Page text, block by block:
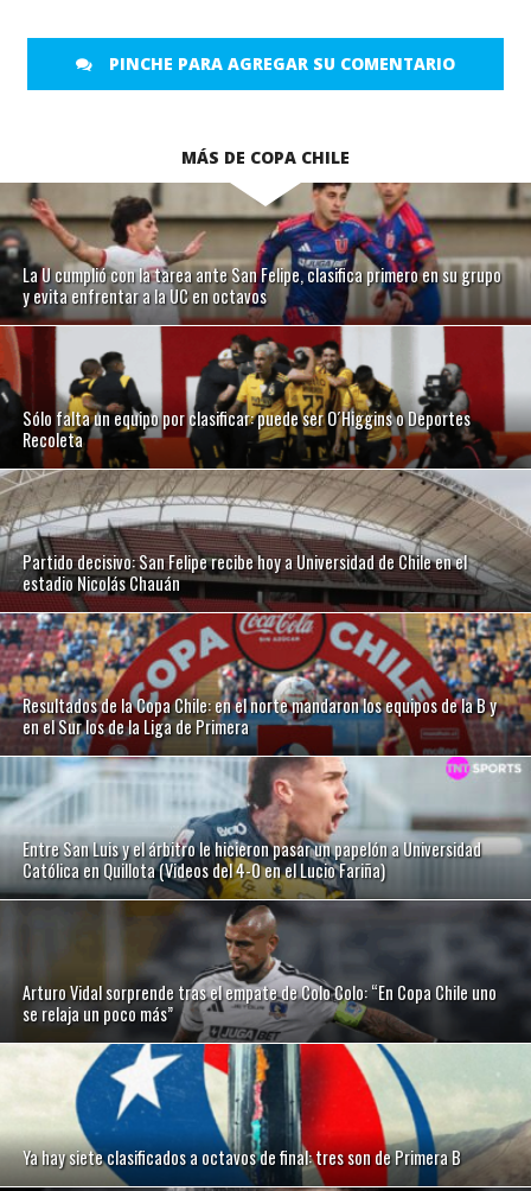
PINCHE PARA AGREGAR SU COMENTARIO
MÁS DE COPA CHILE
La U cumplió con la tarea ante San Felipe, clasifica primero en su grupo
y evita enfrentar a la UC en octavos
Sólo falta un equipo por clasificar: puede ser O´Higgins o Deportes
Recoleta
Partido decisivo: San Felipe recibe hoy a Universidad de Chile en el
estadio Nicolás Chauán
Resultados de la Copa Chile: en el norte mandaron los equipos de la B y
en el Sur los de la Liga de Primera
Entre San Luis y el árbitro le hicieron pasar un papelón a Universidad
Católica en Quillota (Videos del 4-0 en el Lucio Fariña)
Arturo Vidal sorprende tras el empate de Colo Colo: “En Copa Chile uno
se relaja un poco más”
Ya hay siete clasificados a octavos de final: tres son de Primera B